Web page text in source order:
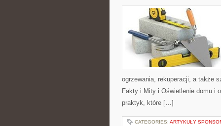
ogrzewania, rekuperacji, a także
Fakty i Mity i Oświetlenie domu i
praktyk, które […]
CATEGORIES: ARTYKUŁY